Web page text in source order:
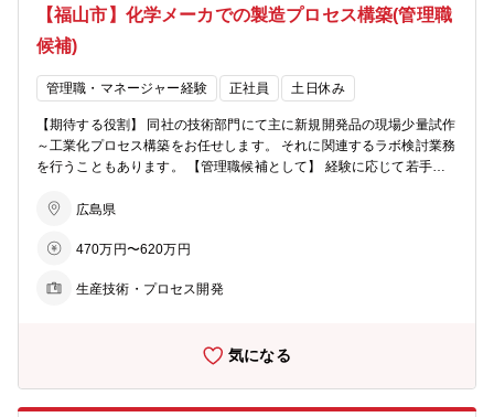
【福山市】化学メーカでの製造プロセス構築(管理職
候補)
管理職・マネージャー経験 正社員 土日休み
【期待する役割】 同社の技術部門にて主に新規開発品の現場少量試作
～工業化プロセス構築をお任せします。 それに関連するラボ検討業務
を行うこともあります。 【管理職候補として】 経験に応じて若手社
トにも携わっていただくキャリアパスを想定しております。 【職務内
ル) ・工業化プロセスの構築並びにそれに伴うラボ検討 ・製造プロセ
岐にわたる業務 など 【製品分野】 ファインケミカル分野(電子材
工学・無機化学・生物化学など様々なバックボーンを持った社員が在
広島県
470万円〜620万円
生産技術・プロセス開発
気になる